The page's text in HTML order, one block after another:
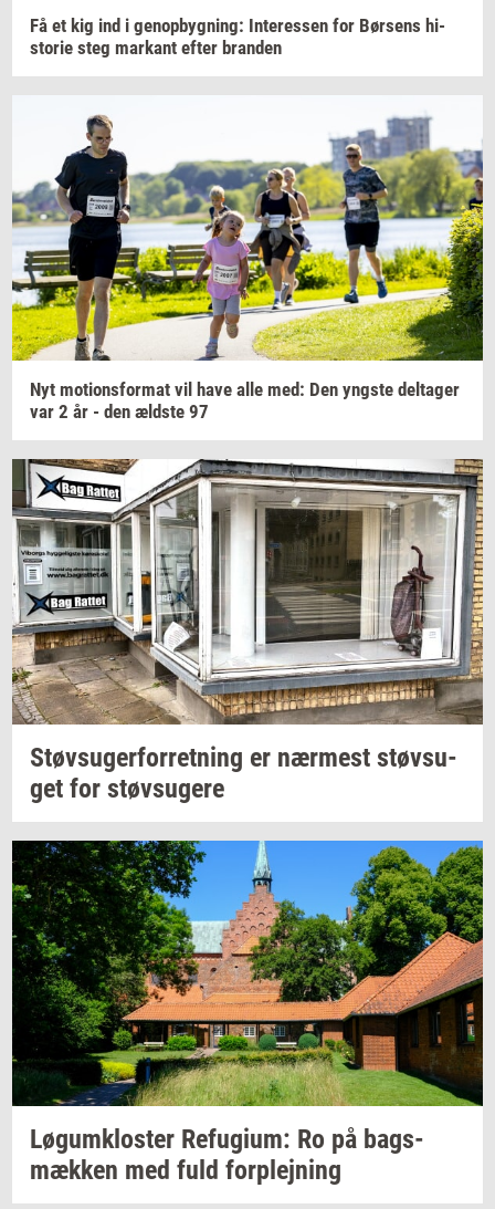
Få et kig ind i genop­byg­ning: In­ter­es­sen for Bør­sens hi­
sto­rie steg mar­kant efter bran­den
Nyt mo­tions­for­mat vil have alle med: Den yng­ste del­ta­ger
var 2 år - den æld­ste 97
Støv­su­ger­for­ret­ning er nær­mest støv­su­
get for støv­su­ge­re
Løgum­klo­ster Re­fu­gi­um: Ro på bags­
mæk­ken med fuld for­plej­ning